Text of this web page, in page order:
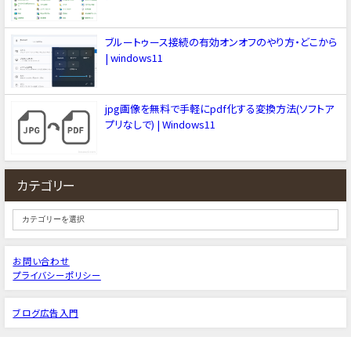
ブルートゥース接続の有効オンオフのやり方・どこから
| windows11
jpg画像を無料で手軽にpdf化する変換方法(ソフトア
プリなしで) | Windows11
カテゴリー
お問い合わせ
プライバシーポリシー
ブログ広告入門